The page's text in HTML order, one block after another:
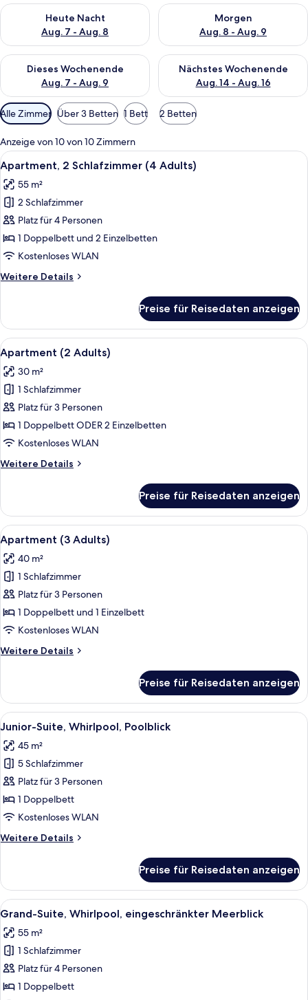
Heute Nacht
Aug. 7 - Aug. 8
Überprüfe die Verfügbarkeit für heute Nacht, Aug. 7 - Aug. 8.
Morgen
Aug. 8 - Aug. 9
Überprüfe die Verfügbarkeit
Dieses Wochenende
Aug. 7 - Aug. 9
Überprüfe die Verfügbarkeit für dieses Wochenende, Aug. 7
Nächstes Wochenende
Aug. 14 - Aug. 16
Überprüfe die Verfügbarkeit
Verfügbare
Filter
für
Zimmer
Alle Zimmer Über 3 Betten 1 Bett 2 Betten
Anzeige von 10 von 10 Zimmern
Alle
Fotos
für
Apartment,
2 Schlafzimmer
(4
Adults)
Ein modernes Schlafzimmer mit
6
Apartment, 2 Schlafzimmer (4 Adults)
55 m²
2 Schlafzimmer
Platz für 4 Personen
1 Doppelbett und 2 Einzelbetten
Kostenloses WLAN
Weitere Details
Weitere
2 Schlafzimmer
(4
Adults)
Preise für Reisedaten anzeigen
Alle
Fotos
für
Apartment
(2
Adults)
anzeigen
Ein modernes Hotelzimmer mit
6
Apartment (2 Adults)
30 m²
1 Schlafzimmer
Platz für 3 Personen
1 Doppelbett ODER 2 Einzelbetten
Kostenloses WLAN
Weitere Details
Weitere
(2
Adults)
Preise für Reisedaten anzeigen
Alle
Fotos
für
Apartment
(3
Adults)
anzeigen
Ein Hotelzimmer mit zwei Betten,
10
Apartment (3 Adults)
40 m²
1 Schlafzimmer
Platz für 3 Personen
1 Doppelbett und 1 Einzelbett
Kostenloses WLAN
Weitere Details
Weitere
(3
Adults)
Preise für Reisedaten anzeigen
Alle
Fotos
für
Junior-
Suite,
Whirlpool,
Poolblick
Ein Hotelzimmer mit Bett, Kissen,
13
Junior-Suite, Whirlpool, Poolblick
45 m²
5 Schlafzimmer
Platz für 3 Personen
1 Doppelbett
Kostenloses WLAN
Weitere Details
Weitere
Suite,
Whirlpool,
Poolblick
Preise für Reisedaten anzeigen
Alle
Fotos
für
Grand-
Suite,
Whirlpool,
Ein modernes Hotelzimmer mit
19
Grand-Suite, Whirlpool, eingeschränkter Meerblick
55 m²
1 Schlafzimmer
Platz für 4 Personen
1 Doppelbett